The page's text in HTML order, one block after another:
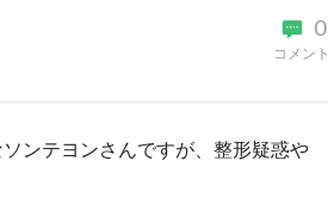
0
コメント
ンテヨンさんですが、整形疑惑や